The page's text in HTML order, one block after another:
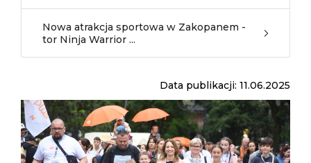
Nowa atrakcja sportowa w Zakopanem -
tor Ninja Warrior ...
Data publikacji: 11.06.2025